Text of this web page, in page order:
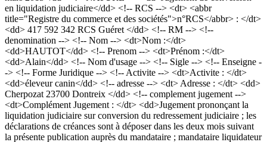
en liquidation judiciaire</dd> <!-- RCS --> <dt> <abbr
title="Registre du commerce et des sociétés">n°RCS</abbr> : </dt>
<dd> 417 592 342 RCS Guéret </dd> <!-- RM --> <!--
denomination --> <!-- Nom --> <dt>Nom :</dt>
<dd>HAUTOT</dd> <!-- Prenom --> <dt>Prénom :</dt>
<dd>Alain</dd> <!-- Nom d'usage --> <!-- Sigle --> <!-- Enseigne -
-> <!-- Forme Juridique --> <!-- Activite --> <dt>Activite : </dt>
<dd>éleveur canin</dd> <!-- adresse --> <dt> Adresse : </dt> <dd>
Cherpozat 23700 Dontreix </dd> <!-- complement jugement -->
<dt>Complément Jugement : </dt> <dd>Jugement prononçant la
liquidation judiciaire sur conversion du redressement judiciaire ; les
déclarations de créances sont à déposer dans les deux mois suivant
la présente publication auprès du mandataire ; mandataire liquidateur